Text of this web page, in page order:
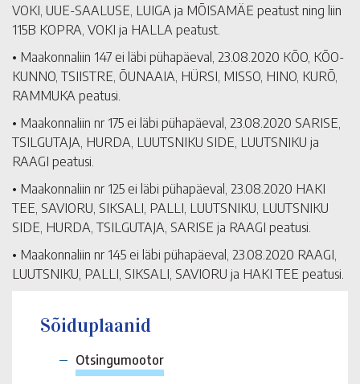
VOKI, UUE-SAALUSE, LUIGA ja MÕISAMÄE peatust ning liin
115B KOPRA, VOKI ja HALLA peatust.
• Maakonnaliin 147 ei läbi pühapäeval, 23.08.2020 KÕO, KÕO-
KUNNO, TSIISTRE, ÕUNAAIA, HÜRSI, MISSO, HINO, KURÕ,
RAMMUKA peatusi.
• Maakonnaliin nr 175 ei läbi pühapäeval, 23.08.2020 SARISE,
TSILGUTAJA, HURDA, LUUTSNIKU SIDE, LUUTSNIKU ja
RAAGI peatusi.
• Maakonnaliin nr 125 ei läbi pühapäeval, 23.08.2020 HAKI
TEE, SAVIORU, SIKSALI, PALLI, LUUTSNIKU, LUUTSNIKU
SIDE, HURDA, TSILGUTAJA, SARISE ja RAAGI peatusi.
• Maakonnaliin nr 145 ei läbi pühapäeval, 23.08.2020 RAAGI,
LUUTSNIKU, PALLI, SIKSALI, SAVIORU ja HAKI TEE peatusi.
Sõiduplaanid
Otsingumootor